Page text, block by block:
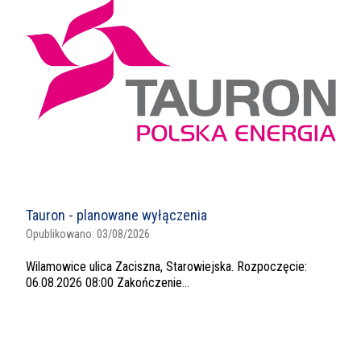
Tauron - planowane wyłączenia
Opublikowano: 03/08/2026
Wilamowice ulica Zaciszna, Starowiejska. Rozpoczęcie:
06.08.2026 08:00 Zakończenie...